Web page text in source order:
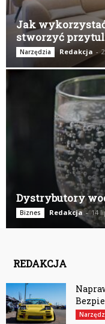
Jak
stworzyć
Narzędzia Redakcja -
Dystrybutory
Biznes Redakcja - 14
REDAKCJA